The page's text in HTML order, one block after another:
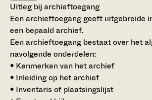
Uitleg bij archieftoegang
Een archieftoegang geeft uitgebreide
een bepaald archief.
Een archieftoegang bestaat over het
navolgende onderdelen:
• Kenmerken van het archief
• Inleiding op het archief
• Inventaris of plaatsingslijst